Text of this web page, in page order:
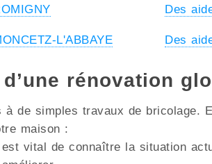
Des
L'ABBAYE Des
rénovation
de simples travaux de bricolage.
maison :
vital de connaître la situation